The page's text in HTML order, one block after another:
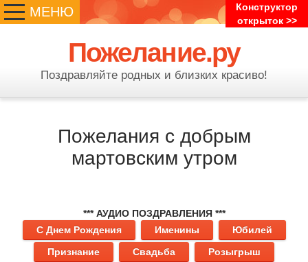
Конструктор
открыток >>
МЕНЮ
Пожелание.ру
Поздравляйте родных и близких красиво!
Пожелания с добрым
мартовским утром
*** АУДИО ПОЗДРАВЛЕНИЯ ***
С Днем Рождения
Именины
Юбилей
Признание
Свадьба
Розыгрыш